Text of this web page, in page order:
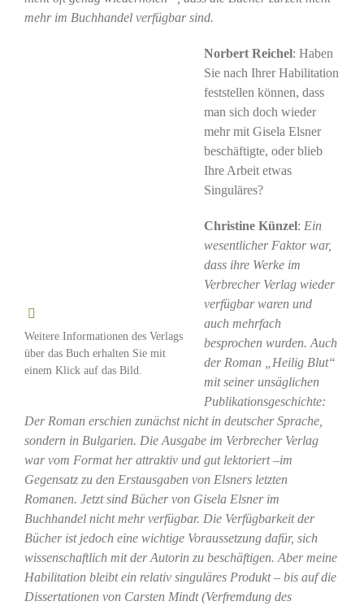
mehr im Buchhandel verfügbar sind.
Weitere Informationen des Verlags
über das Buch erhalten Sie mit
einem Klick auf das Bild.
Norbert Reichel: Haben
Sie nach Ihrer Habilitation
feststellen können, dass
man sich doch wieder
mehr mit Gisela Elsner
beschäftigte, oder blieb
Ihre Arbeit etwas
Singuläres?
Christine Künzel: Ein
wesentlicher Faktor war,
dass ihre Werke im
Verbrecher Verlag wieder
verfügbar waren und
auch mehrfach
besprochen wurden. Auch
der Roman „Heilig Blut“
mit seiner unsäglichen
Publikationsgeschichte:
Der Roman erschien zunächst nicht in deutscher Sprache,
sondern in Bulgarien. Die Ausgabe im Verbrecher Verlag
war vom Format her attraktiv und gut lektoriert –im
Gegensatz zu den Erstausgaben von Elsners letzten
Romanen. Jetzt sind Bücher von Gisela Elsner im
Buchhandel nicht mehr verfügbar. Die Verfügbarkeit der
Bücher ist jedoch eine wichtige Voraussetzung dafür, sich
wissenschaftlich mit der Autorin zu beschäftigen. Aber meine
Habilitation bleibt ein relativ singuläres Produkt – bis auf die
Dissertationen von Carsten Mindt (Verfremdung des